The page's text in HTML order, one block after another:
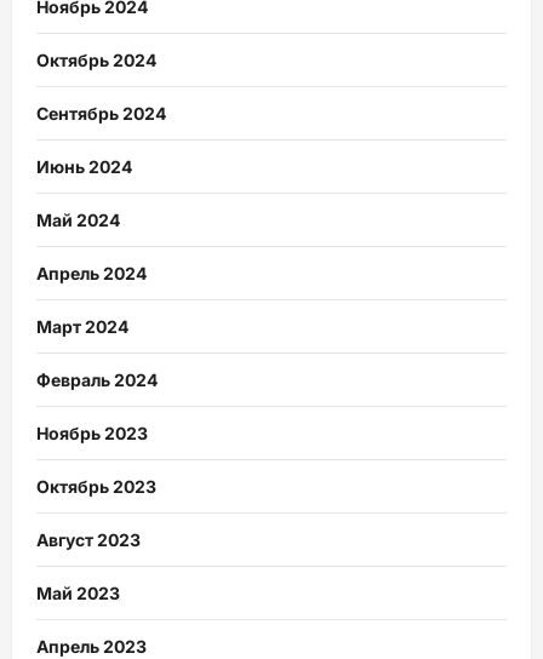
Ноябрь 2024
Октябрь 2024
Сентябрь 2024
Июнь 2024
Май 2024
Апрель 2024
Март 2024
Февраль 2024
Ноябрь 2023
Октябрь 2023
Август 2023
Май 2023
Апрель 2023